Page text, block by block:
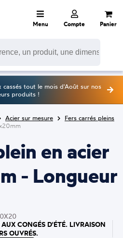
Menu Compte Panier
cassés tout le mois d'Août sur nos
produits !
Acier sur mesure
Fers carrés pleins
en acier
- Longueur
CONGÉS D'ÉTÉ. LIVRAISON
OUVRÉS.